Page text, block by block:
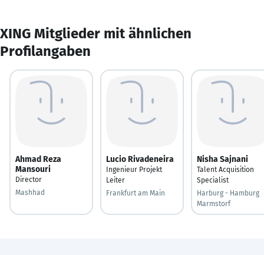
XING Mitglieder mit ähnlichen
Profilangaben
Ahmad Reza
Mansouri
Director
Mashhad
Lucio Rivadeneira
Ingenieur Projekt
Leiter
Frankfurt am Main
Nisha Sajnani
Talent Acquisition
Specialist
Harburg - Hamburg
Marmstorf